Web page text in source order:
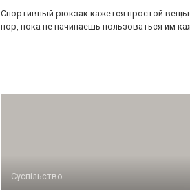
Спортивный рюкзак кажется простой
пор, пока не начинаешь пользоваться им
Суспільство